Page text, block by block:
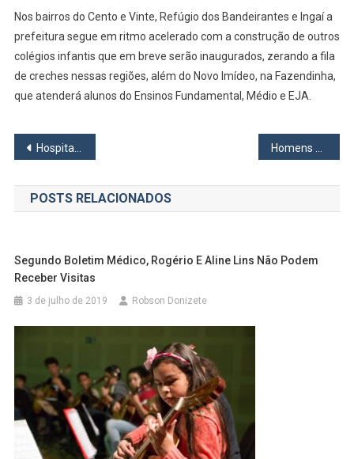
Nos bairros do Cento e Vinte, Refúgio dos Bandeirantes e Ingaí a
prefeitura segue em ritmo acelerado com a construção de outros
colégios infantis que em breve serão inaugurados, zerando a fila
de creches nessas regiões, além do Novo Imídeo, na Fazendinha,
que atenderá alunos do Ensinos Fundamental, Médio e EJA.
Navegação
de
Post
Hospital Regional de Osasco ficou sem energia elétrica nesta terça, 30
POSTS RELACIONADOS
Segundo Boletim Médico, Rogério E Aline Lins Não Podem
Receber Visitas
3 de julho de 2019 Robson Donizete